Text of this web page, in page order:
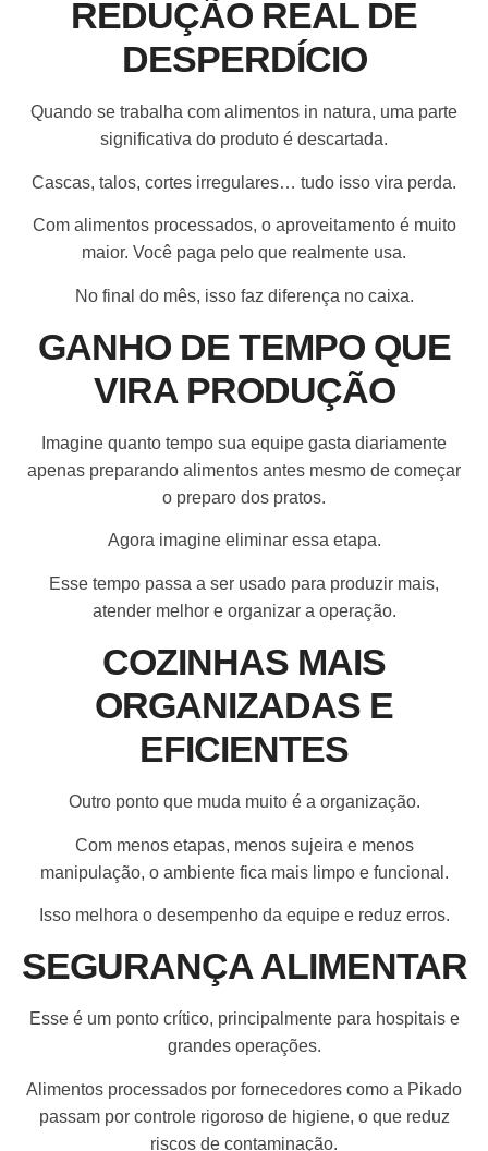
REDUÇÃO REAL DE
DESPERDÍCIO
Quando se trabalha com alimentos in natura, uma parte
significativa do produto é descartada.
Cascas, talos, cortes irregulares… tudo isso vira perda.
Com alimentos processados, o aproveitamento é muito
maior. Você paga pelo que realmente usa.
No final do mês, isso faz diferença no caixa.
GANHO DE TEMPO QUE
VIRA PRODUÇÃO
Imagine quanto tempo sua equipe gasta diariamente
apenas preparando alimentos antes mesmo de começar
o preparo dos pratos.
Agora imagine eliminar essa etapa.
Esse tempo passa a ser usado para produzir mais,
atender melhor e organizar a operação.
COZINHAS MAIS
ORGANIZADAS E
EFICIENTES
Outro ponto que muda muito é a organização.
Com menos etapas, menos sujeira e menos
manipulação, o ambiente fica mais limpo e funcional.
Isso melhora o desempenho da equipe e reduz erros.
SEGURANÇA ALIMENTAR
Esse é um ponto crítico, principalmente para hospitais e
grandes operações.
Alimentos processados por fornecedores como a Pikado
passam por controle rigoroso de higiene, o que reduz
riscos de contaminação.